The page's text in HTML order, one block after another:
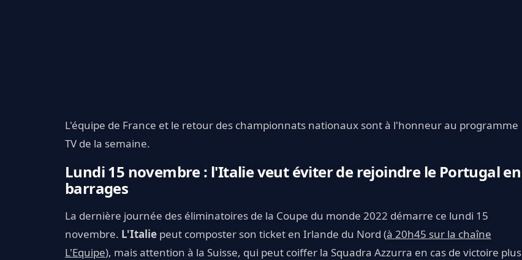
L'équipe de France et le retour des championnats nationaux sont à l'honneur au programme
TV de la semaine.
Lundi 15 novembre : l'Italie veut éviter de rejoindre le Portugal en
barrages
La dernière journée des éliminatoires de la Coupe du monde 2022 démarre ce lundi 15
novembre. L'Italie peut composter son ticket en Irlande du Nord (à 20h45 sur la chaîne
L'Equipe), mais attention à la Suisse, qui peut coiffer la Squadra Azzurra en cas de victoire plus